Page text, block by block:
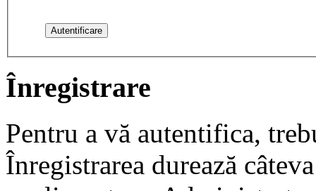
Înregistrare
Pentru a vă autentifica,
Înregistrarea durează